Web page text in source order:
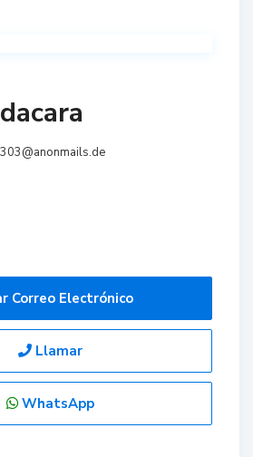
Correo Electrónico
Llamar
WhatsApp